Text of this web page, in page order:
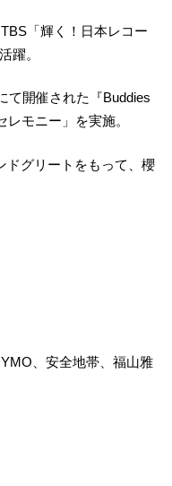
「輝く！日本レコー
躍。
て開催された『Buddies
モニー」を実施。
ドグリートをもって、櫻
、安全地帯、福山雅